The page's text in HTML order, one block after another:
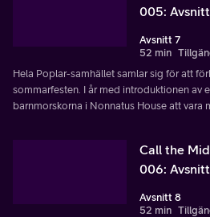
005:
Avsnitt 7
52 min
Hela Poplar-samhället samlar sig för att
sommarfesten. I år med introduktionen av
barnmorskorna i Nonnatus House att vara
Call the
006:
Avsnitt 8
52 min